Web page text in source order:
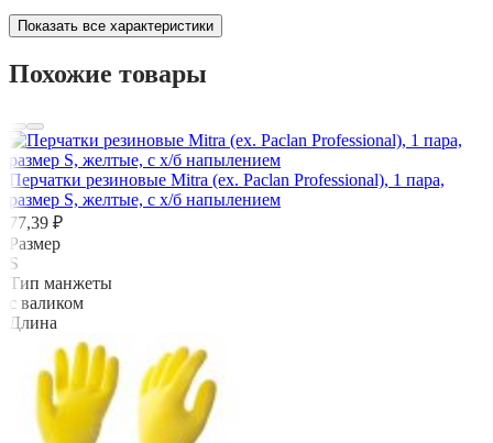
Показать все характеристики
Похожие товары
Перчатки резиновые Mitra (ex. Paclan Professional), 1 пара,
размер S, желтые, с х/б напылением
77,39 ₽
Размер
S
Тип манжеты
с валиком
Длина